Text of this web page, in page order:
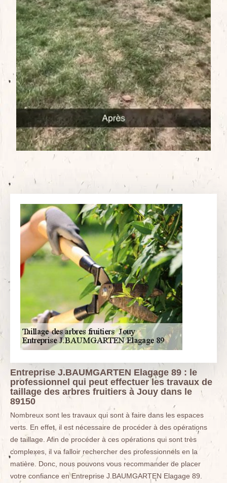
Entreprise J.BAUMGARTEN Elagage 89 : le
professionnel qui peut effectuer les travaux de
taillage des arbres fruitiers à Jouy dans le
89150
Nombreux sont les travaux qui sont à faire dans les espaces
verts. En effet, il est nécessaire de procéder à des opérations
de taillage. Afin de procéder à ces opérations qui sont très
complexes, il va falloir rechercher des professionnels en la
matière. Donc, nous pouvons vous recommander de placer
votre confiance en Entreprise J.BAUMGARTEN Elagage 89.